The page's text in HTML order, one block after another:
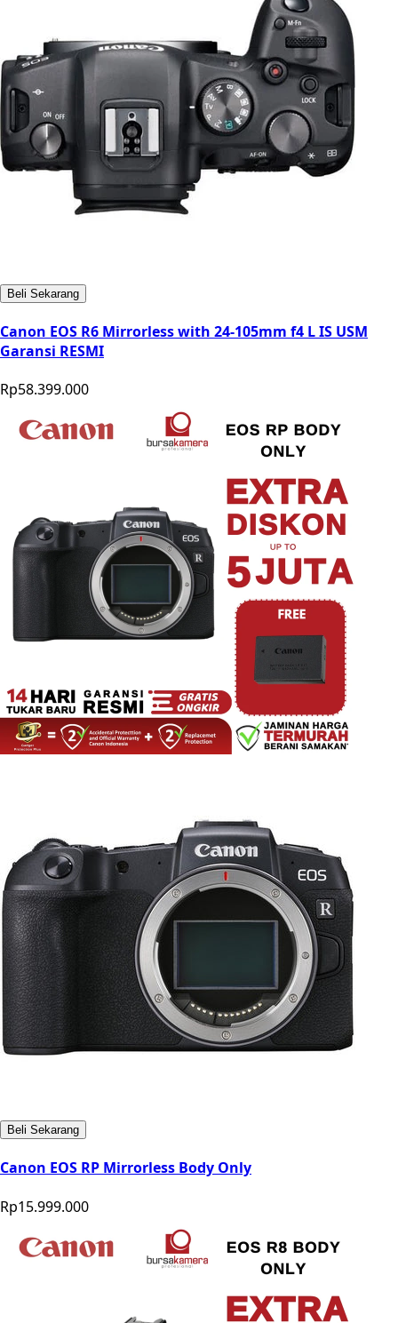
Beli Sekarang
Canon EOS R6 Mirrorless with 24-105mm f4 L IS USM
Garansi RESMI
Rp58.399.000
Beli Sekarang
Canon EOS RP Mirrorless Body Only
Rp15.999.000